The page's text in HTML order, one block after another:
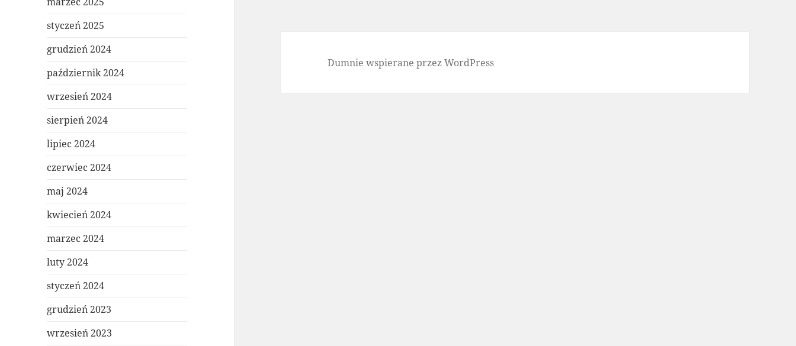
styczeń 2025
grudzień 2024
październik 2024
wrzesień 2024
sierpień 2024
lipiec 2024
czerwiec 2024
maj 2024
kwiecień 2024
marzec 2024
luty 2024
styczeń 2024
grudzień 2023
wrzesień 2023
Dumnie wspierane przez WordPress